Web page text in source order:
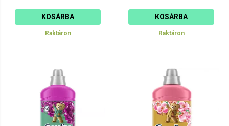
KOSÁRBA
Raktáron
KOSÁRBA
Raktáron